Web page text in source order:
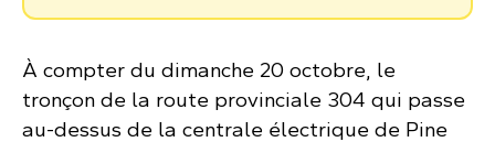
À compter du dimanche 20 octobre, le
tronçon de la route provinciale 304 qui passe
au-dessus de la centrale électrique de Pine